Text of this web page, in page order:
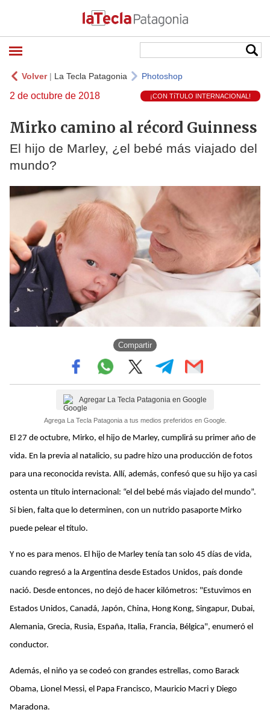
Volver| La Tecla Patagonia Photoshop
2 de octubre de 2018 ¡CON TíTULO INTERNACIONAL!
Mirko camino al récord Guinness
El hijo de Marley, ¿el bebé más viajado del
mundo?
Compartir
Agregar La Tecla Patagonia en Google
Agrega La Tecla Patagonia a tus medios preferidos en Google.
El 27 de octubre, Mirko, el hijo de Marley, cumplirá su primer año de
vida. En la previa al natalicio, su padre hizo una producción de fotos
para una reconocida revista. Allí, además, confesó que su hijo ya casi
ostenta un título internacional: “el del bebé más viajado del mundo”.
Si bien, falta que lo determinen, con un nutrido pasaporte Mirko
puede pelear el título.
Y no es para menos. El hijo de Marley tenía tan solo 45 días de vida,
cuando regresó a la Argentina desde Estados Unidos, país donde
nació. Desde entonces, no dejó de hacer kilómetros: "Estuvimos en
Estados Unidos, Canadá, Japón, China, Hong Kong, Singapur, Dubai,
Alemania, Grecia, Rusia, España, Italia, Francia, Bélgica", enumeró el
conductor.
Además, el niño ya se codeó con grandes estrellas, como Barack
Obama, Lionel Messi, el Papa Francisco, Mauricio Macri y Diego
Maradona.